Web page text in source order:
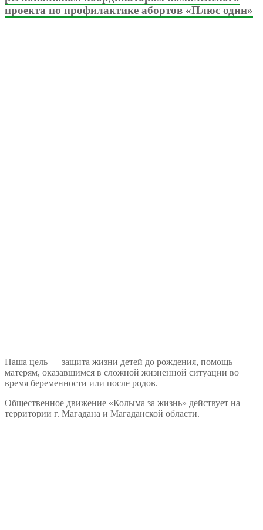
проекта по профилактике абортов «Плюс один»
Наша цель — защита жизни детей до рождения, помощь
матерям, оказавшимся в сложной жизненной ситуации во
время беременности или после родов.
Общественное движение «Колыма за жизнь» действует на
территории г. Магадана и Магаданской области.